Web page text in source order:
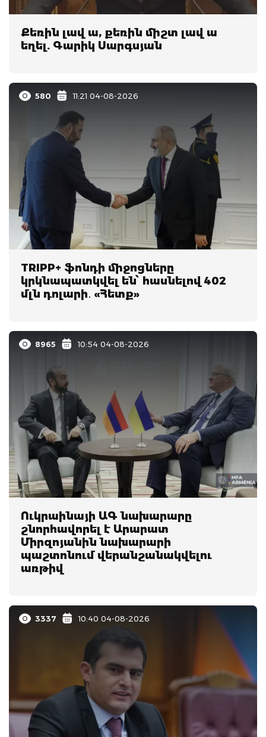
Քեռին լավ ա, քեռին միշտ լավ ա
եղել. Գարիկ Սարգսյան
580 11:21 04-08-2026
TRIPP+ ֆոնդի միջոցները
կրկնապատկվել են՝ հասնելով 402
մլն դոլարի․ «Հետք»
8965 10:54 04-08-2026
Ուկրաինայի ԱԳ նախարարը
շնորհավորել է Արարատ
Միրզոյանին նախարարի
պաշտոնում վերանշանակվելու
առթիվ
3337 10:40 04-08-2026